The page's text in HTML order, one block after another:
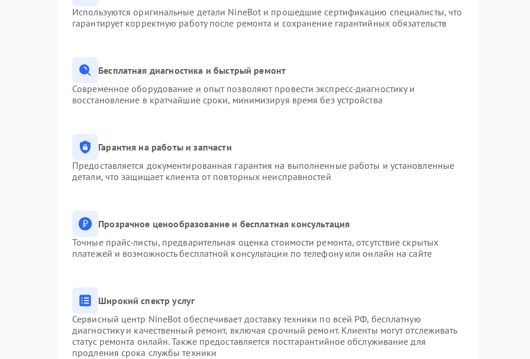
Используются оригинальные детали NineBot и прошедшие сертификацию специалисты, что
гарантирует корректную работу после ремонта и сохранение гарантийных обязательств
Бесплатная диагностика и быстрый ремонт
Современное оборудование и опыт позволяют провести экспресс-диагностику и
восстановление в кратчайшие сроки, минимизируя время без устройства
Гарантия на работы и запчасти
Предоставляется документированная гарантия на выполненные работы и установленные
детали, что защищает клиента от повторных неисправностей
Прозрачное ценообразование и бесплатная консультация
Точные прайс-листы, предварительная оценка стоимости ремонта, отсутствие скрытых
платежей и возможность бесплатной консультации по телефону или онлайн на сайте
Широкий спектр услуг
Сервисный центр NineBot обеспечивает доставку техники по всей РФ, бесплатную
диагностику и качественный ремонт, включая срочный ремонт. Клиенты могут отслеживать
статус ремонта онлайн. Также предоставляется постгарантийное обслуживание для
продления срока службы техники